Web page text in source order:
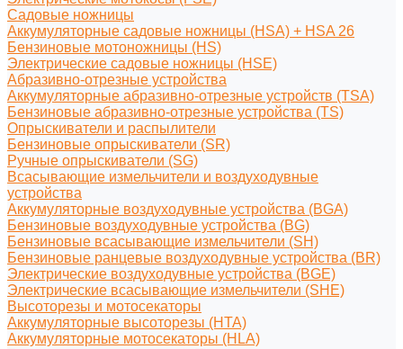
Садовые ножницы
Аккумуляторные садовые ножницы (HSA) + HSA 26
Бензиновые мотоножницы (HS)
Электрические садовые ножницы (HSE)
Абразивно-отрезные устройства
Аккумуляторные абразивно-отрезные устройств (TSA)
Бензиновые абразивно-отрезные устройства (TS)
Опрыскиватели и распылители
Бензиновые опрыскиватели (SR)
Ручные опрыскиватели (SG)
Всасывающие измельчители и воздуходувные
устройства
Аккумуляторные воздуходувные устройства (BGA)
Бензиновые воздуходувные устройства (BG)
Бензиновые всасывающие измельчители (SH)
Бензиновые ранцевые воздуходувные устройства (BR)
Электрические воздуходувные устройства (BGE)
Электрические всасывающие измельчители (SHE)
Высоторезы и мотосекаторы
Аккумуляторные высоторезы (HTA)
Аккумуляторные мотосекаторы (HLA)